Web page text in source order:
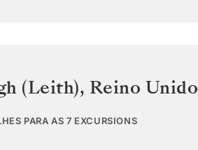
(Leith), Reino Unido
PARA AS 7 EXCURSIONS